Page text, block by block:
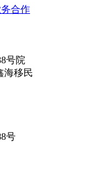
合作
号院
海移民
号